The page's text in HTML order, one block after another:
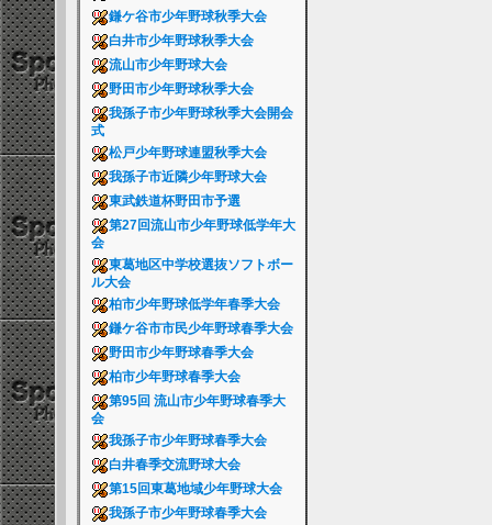
鎌ケ谷市少年野球秋季大会
白井市少年野球秋季大会
流山市少年野球大会
野田市少年野球秋季大会
我孫子市少年野球秋季大会開会
式
松戸少年野球連盟秋季大会
我孫子市近隣少年野球大会
東武鉄道杯野田市予選
第27回流山市少年野球低学年大
会
東葛地区中学校選抜ソフトボー
ル大会
柏市少年野球低学年春季大会
鎌ケ谷市市民少年野球春季大会
野田市少年野球春季大会
柏市少年野球春季大会
第95回 流山市少年野球春季大
会
我孫子市少年野球春季大会
白井春季交流野球大会
第15回東葛地域少年野球大会
我孫子市少年野球春季大会